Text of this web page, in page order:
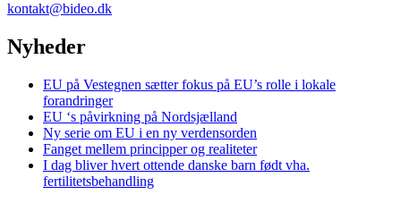
kontakt@bideo.dk
Nyheder
EU på Vestegnen sætter fokus på EU’s rolle i lokale
forandringer
EU ‘s påvirkning på Nordsjælland
Ny serie om EU i en ny verdensorden
Fanget mellem principper og realiteter
I dag bliver hvert ottende danske barn født vha.
fertilitetsbehandling